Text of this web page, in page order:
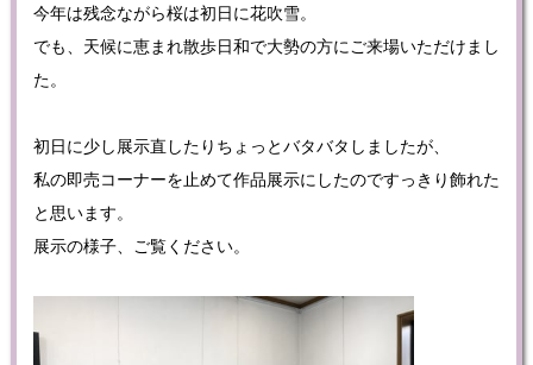
今年は残念ながら桜は初日に花吹雪。
でも、天候に恵まれ散歩日和で大勢の方にご来場いただけまし
た。
初日に少し展示直したりちょっとバタバタしましたが、
私の即売コーナーを止めて作品展示にしたのですっきり飾れた
と思います。
展示の様子、ご覧ください。